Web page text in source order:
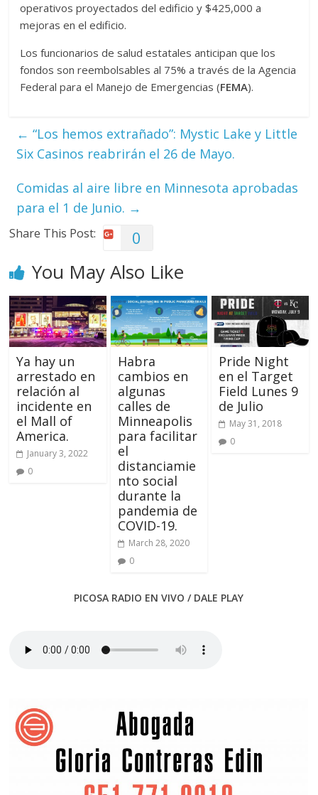
operativos proyectados del edificio y $425,000 a
mejoras en el edificio.
Los funcionarios de salud estatales anticipan que los
fondos son reembolsables al 75% a través de la Agencia
Federal para el Manejo de Emergencias (FEMA).
← “Los hemos extrañado”: Mystic Lake y Little
Six Casinos reabrirán el 26 de Mayo.
Comidas al aire libre en Minnesota aprobadas
para el 1 de Junio. →
Share This Post: 0
You May Also Like
Ya hay un
arrestado en
relación al
incidente en
el Mall of
America.
January 3, 2022
0
Habra
cambios en
algunas
calles de
Minneapolis
para facilitar
el
distanciamie
nto social
durante la
pandemia de
COVID-19.
March 28, 2020
0
Pride Night
en el Target
Field Lunes 9
de Julio
May 31, 2018
0
PICOSA RADIO EN VIVO / DALE PLAY